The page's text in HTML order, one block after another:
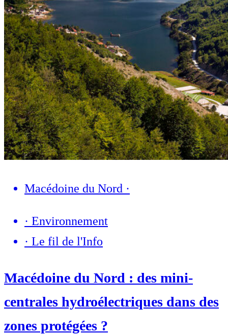
Macédoine du Nord ·
· Environnement
· Le fil de l'Info
Macédoine du Nord : des mini-
centrales hydroélectriques dans des
zones protégées ?